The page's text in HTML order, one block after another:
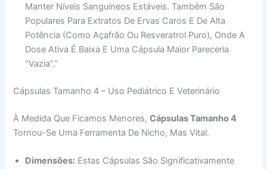
Manter Níveis Sanguíneos Estáveis. Também São
Populares Para Extratos De Ervas Caros E De Alta
Potência (como Açafrão Ou Resveratrol Puro), Onde A
Dose Ativa É Baixa E Uma Cápsula Maior Pareceria
“vazia”.”
Cápsulas Tamanho 4 – Uso Pediátrico E Veterinário
À Medida Que Ficamos Menores,Cápsulas Tamanho 4
Tornou-Se Uma Ferramenta De Nicho, Mas Vital.
Dimensões: Estas Cápsulas São Significativamente